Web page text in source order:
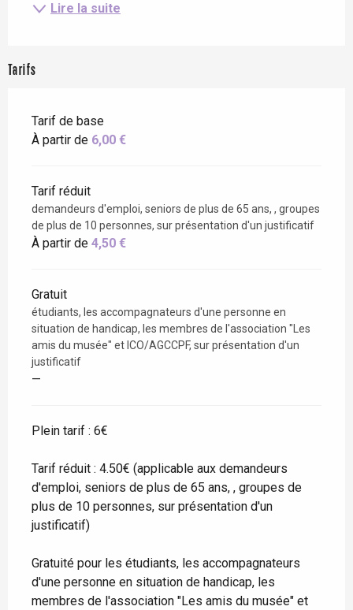
Lire la suite
Tarifs
Tarif de base
À partir de 6,00 €
Tarif réduit
demandeurs d'emploi, seniors de plus de 65 ans, , groupes
de plus de 10 personnes, sur présentation d'un justificatif
À partir de 4,50 €
Gratuit
étudiants, les accompagnateurs d'une personne en
situation de handicap, les membres de l'association "Les
amis du musée" et ICO/AGCCPF, sur présentation d'un
justificatif
—
Plein tarif : 6€
Tarif réduit : 4.50€ (applicable aux demandeurs
d'emploi, seniors de plus de 65 ans, , groupes de
plus de 10 personnes, sur présentation d'un
justificatif)
Gratuité pour les étudiants, les accompagnateurs
d'une personne en situation de handicap, les
membres de l'association "Les amis du musée" et